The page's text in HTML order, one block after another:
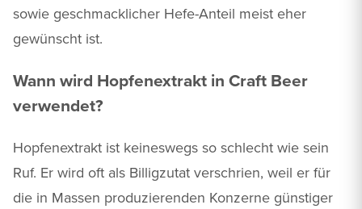
sowie geschmacklicher Hefe-Anteil meist eher
gewünscht ist.
Wann wird Hopfenextrakt in Craft Beer
verwendet?
Hopfenextrakt ist keineswegs so schlecht wie sein
Ruf. Er wird oft als Billigzutat verschrien, weil er für
die in Massen produzierenden Konzerne günstiger